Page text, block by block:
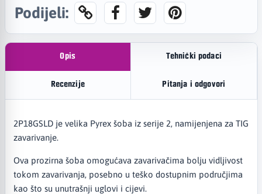
Podijeli:
Opis Tehnički podaci
Recenzije Pitanja i odgovori
2P18GSLD je velika Pyrex šoba iz serije 2, namijenjena za TIG
zavarivanje.
Ova prozirna šoba omogućava zavarivačima bolju vidljivost
tokom zavarivanja, posebno u teško dostupnim područjima
kao što su unutrašnji uglovi i cijevi.